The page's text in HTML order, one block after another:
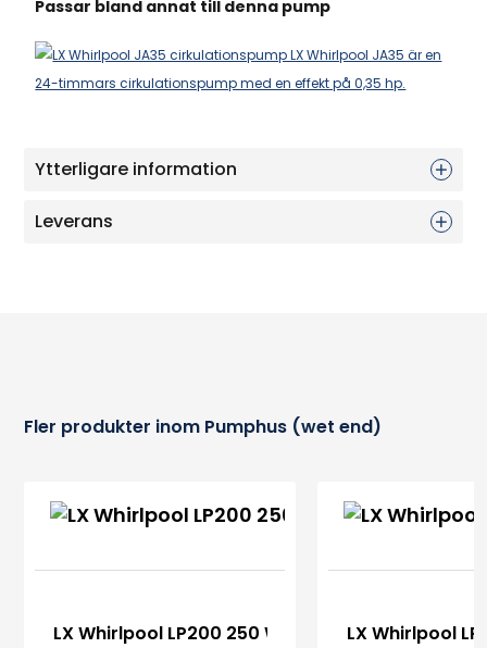
Passar bland annat till denna pump
Ytterligare information
Leverans
Fler produkter inom Pumphus (wet end)
LX Whirlpool LP200 250 WP200 250 Pumphus
LX Whirlpool